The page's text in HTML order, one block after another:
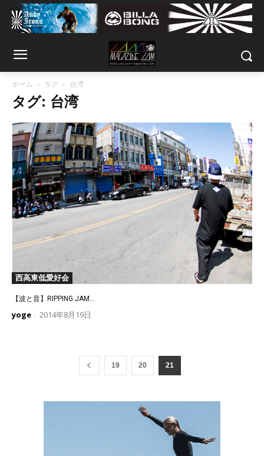
ホーム タグ 台湾
タグ: 台湾
西高東低愛好会
【波と音】RIPPING JAM...
yoge - 2014年8月19日
19 20 21